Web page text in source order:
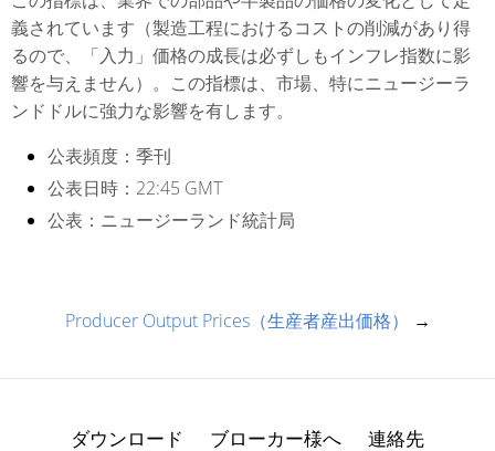
義されています（製造工程におけるコストの削減があり得
るので、「入力」価格の成長は必ずしもインフレ指数に影
響を与えません）。この指標は、市場、特にニュージーラ
ンドドルに強力な影響を有します。
公表頻度： 季刊
公表日時： 22:45 GMT
公表： ニュージーランド統計局
Producer Output Prices（生産者産出価格） →
ダウンロード ブローカー様へ 連絡先